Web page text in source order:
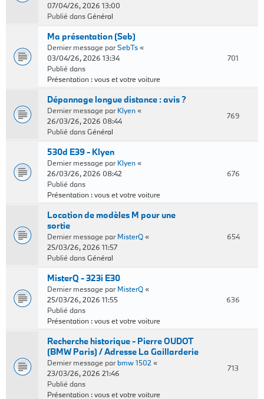
07/04/26, 2026 13:00
Publié dansGénéral
Ma présentation (Seb)
Dernier message parSebTs«
03/04/26, 2026 13:34
Publié dans
Présentation : vous et votre voiture
701
Dépannage longue distance : avis ?
Dernier message parKlyen«
26/03/26, 2026 08:44
Publié dansGénéral
769
530d E39 - Klyen
Dernier message parKlyen«
26/03/26, 2026 08:42
Publié dans
Présentation : vous et votre voiture
676
Location de modèles M pour une
sortie
Dernier message parMisterQ«
25/03/26, 2026 11:57
Publié dansGénéral
654
MisterQ - 323i E30
Dernier message parMisterQ«
25/03/26, 2026 11:55
Publié dans
Présentation : vous et votre voiture
636
Recherche historique - Pierre OUDOT
(BMW Paris) / Adresse La Gaillarderie
Dernier message parbmw 1502 «
23/03/26, 2026 21:46
Publié dans
Présentation : vous et votre voiture
713